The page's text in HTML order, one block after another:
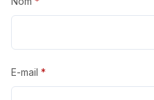
E-mail *